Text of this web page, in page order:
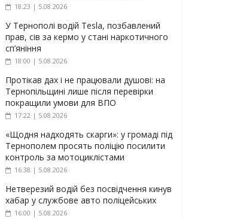
18:23 | 5.08.2026
У Тернополі водій Tesla, позбавлений
прав, сів за кермо у стані наркотичного
сп’яніння
18:00 | 5.08.2026
Протікав дах і не працювали душові: на
Тернопільщині лише після перевірки
покращили умови для ВПО
17:22 | 5.08.2026
«Щодня надходять скарги»: у громаді під
Тернополем просять поліцію посилити
контроль за мотоциклістами
16:38 | 5.08.2026
Нетверезий водій без посвідчення кинув
хабар у службове авто поліцейських
16:00 | 5.08.2026